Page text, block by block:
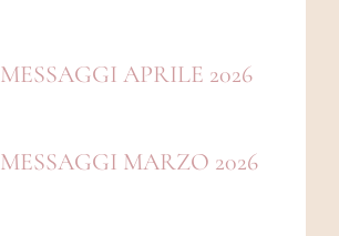
MESSAGGI APRILE 2026
MESSAGGI MARZO 2026